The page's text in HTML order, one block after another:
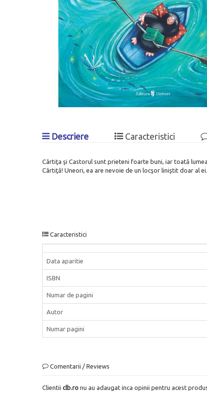
Descriere Caracteristici
Cârtiţa şi Castorul sunt prieteni foarte buni iar toată
Cârtiţă! Uneori, ea are nevoie de un locşor liniştit doar al ei.
Caracteristici
Data aparitie
ISBN
Numar de pagini
Autor
Numar pagini
Comentarii / Reviews
Clientii clb.ro nu au adaugat inca opinii pentru acest